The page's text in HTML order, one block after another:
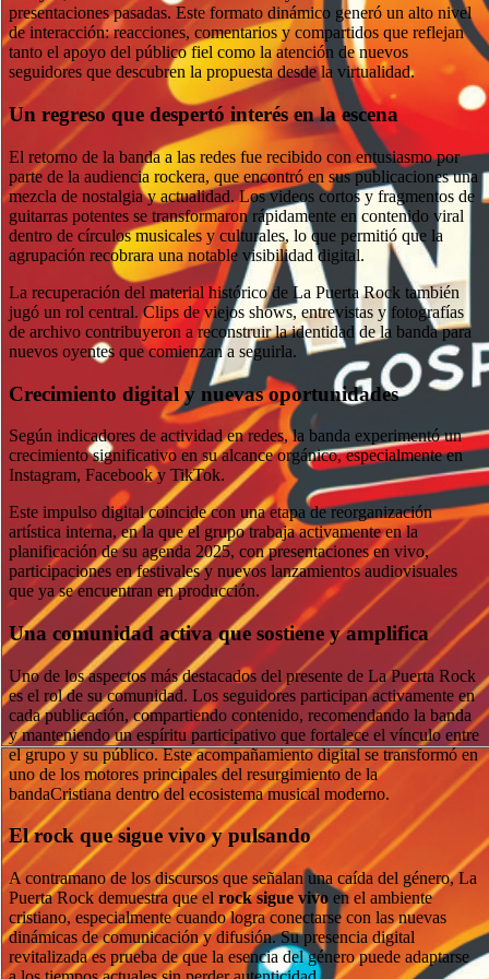
presentaciones pasadas. Este formato dinámico generó un alto nivel
de interacción: reacciones, comentarios y compartidos que reflejan
tanto el apoyo del público fiel como la atención de nuevos
seguidores que descubren la propuesta desde la virtualidad.
Un regreso que despertó interés en la escena
El retorno de la banda a las redes fue recibido con entusiasmo por
parte de la audiencia rockera, que encontró en sus publicaciones una
mezcla de nostalgia y actualidad. Los videos cortos y fragmentos de
guitarras potentes se transformaron rápidamente en contenido viral
dentro de círculos musicales y culturales, lo que permitió que la
agrupación recobrara una notable visibilidad digital.
La recuperación del material histórico de La Puerta Rock también
jugó un rol central. Clips de viejos shows, entrevistas y fotografías
de archivo contribuyeron a reconstruir la identidad de la banda para
nuevos oyentes que comienzan a seguirla.
Crecimiento digital y nuevas oportunidades
Según indicadores de actividad en redes, la banda experimentó un
crecimiento significativo en su alcance orgánico, especialmente en
Instagram, Facebook y TikTok.
Este impulso digital coincide con una etapa de reorganización
artística interna, en la que el grupo trabaja activamente en la
planificación de su agenda 2025, con presentaciones en vivo,
participaciones en festivales y nuevos lanzamientos audiovisuales
que ya se encuentran en producción.
Una comunidad activa que sostiene y amplifica
Uno de los aspectos más destacados del presente de La Puerta Rock
es el rol de su comunidad. Los seguidores participan activamente en
cada publicación, compartiendo contenido, recomendando la banda
y manteniendo un espíritu participativo que fortalece el vínculo entre
el grupo y su público. Este acompañamiento digital se transformó en
uno de los motores principales del resurgimiento de la
bandaCristiana dentro del ecosistema musical moderno.
El rock que sigue vivo y pulsando
A contramano de los discursos que señalan una caída del género, La
Puerta Rock demuestra que el rock sigue vivo en el ambiente
cristiano, especialmente cuando logra conectarse con las nuevas
dinámicas de comunicación y difusión. Su presencia digital
revitalizada es prueba de que la esencia del género puede adaptarse